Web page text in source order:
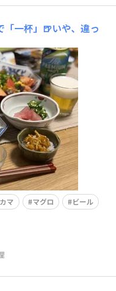
「一杯」🍺いや、違っ
マ マグロ
ビール